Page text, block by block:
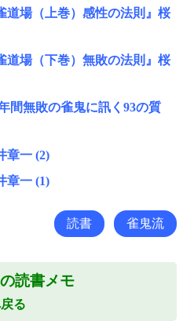
道場（上巻）感性の法則』桜
道場（下巻）無敗の法則』桜
間無敗の雀鬼に訊く93の質
章一 (2)
章一 (1)
読書 雀鬼流
読書メモ
る